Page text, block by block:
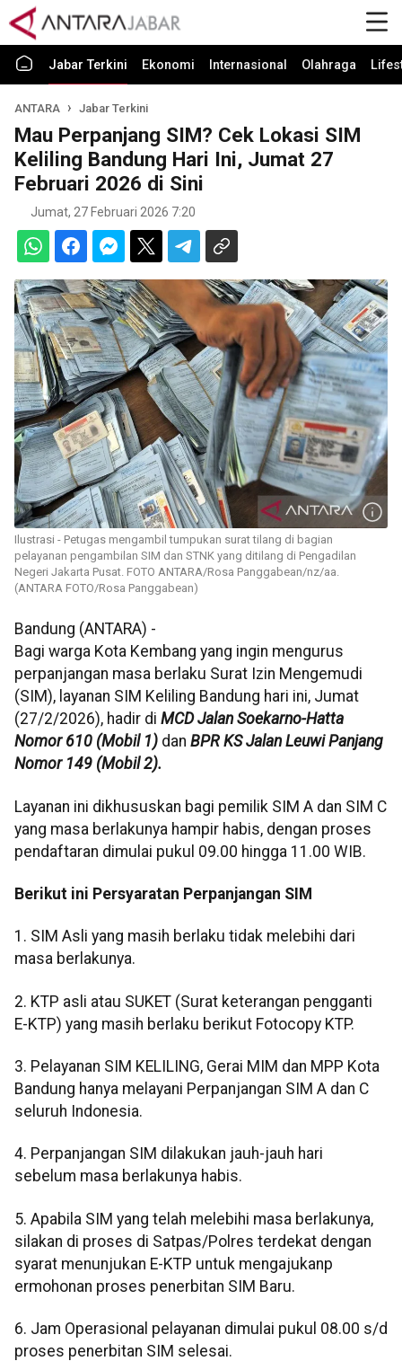
Jabar Terkini Ekonomi Internasional Olahraga
ANTARA Jabar Terkini
Mau Perpanjang SIM? Cek Lokasi SIM
Keliling Bandung Hari Ini, Jumat 27
Februari 2026 di Sini
Jumat, 27 Februari 2026 7:20
Ilustrasi - Petugas mengambil tumpukan surat tilang di bagian
pelayanan pengambilan SIM dan STNK yang ditilang di Pengadilan
Negeri Jakarta Pusat. FOTO ANTARA/Rosa Panggabean/nz/aa.
(ANTARA FOTO/Rosa Panggabean)
Bandung (ANTARA) -
Bagi warga Kota Kembang yang ingin mengurus
perpanjangan masa berlaku Surat Izin Mengemudi
(SIM), layanan SIM Keliling Bandung hari ini, Jumat
(27/2/2026), hadir di MCD Jalan Soekarno-Hatta
Nomor 610 (Mobil 1) dan BPR KS Jalan Leuwi Panjang
Nomor 149 (Mobil 2).
Layanan ini dikhususkan bagi pemilik SIM A dan SIM C
yang masa berlakunya hampir habis, dengan proses
pendaftaran dimulai pukul 09.00 hingga 11.00 WIB.
Berikut ini Persyaratan Perpanjangan SIM
1. SIM Asli yang masih berlaku tidak melebihi dari
masa berlakunya.
2. KTP asli atau SUKET (Surat keterangan pengganti
E-KTP) yang masih berlaku berikut Fotocopy KTP.
3. Pelayanan SIM KELILING, Gerai MIM dan MPP Kota
Bandung hanya melayani Perpanjangan SIM A dan C
seluruh Indonesia.
4. Perpanjangan SIM dilakukan jauh-jauh hari
sebelum masa berlakunya habis.
5. Apabila SIM yang telah melebihi masa berlakunya,
silakan di proses di Satpas/Polres terdekat dengan
syarat menunjukan E-KTP untuk mengajukanp
ermohonan proses penerbitan SIM Baru.
6. Jam Operasional pelayanan dimulai pukul 08.00 s/d
proses penerbitan SIM selesai.